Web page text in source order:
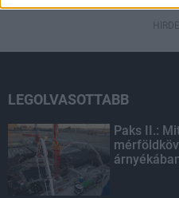
LEGOLVASOTTABB
Paks II.: